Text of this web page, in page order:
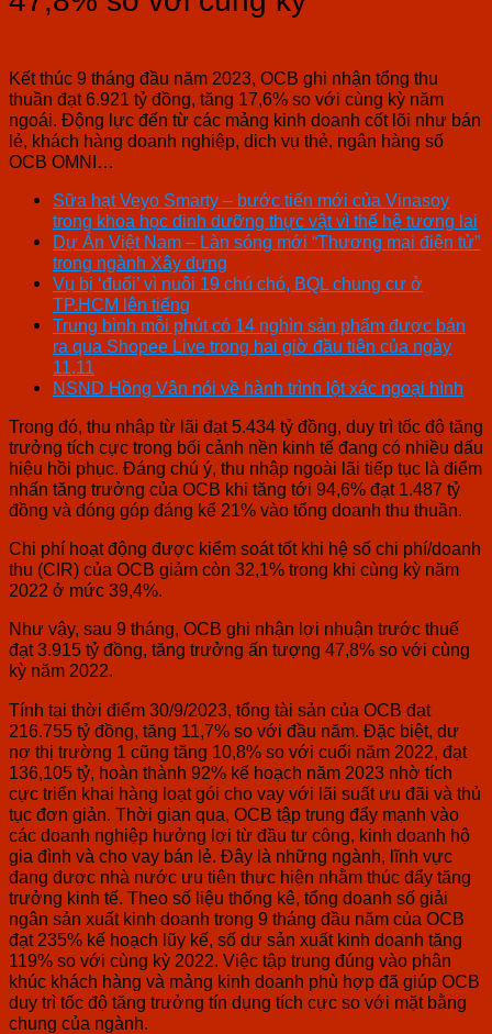
Kết thúc 9 tháng đầu năm 2023, OCB ghi nhận tổng thu
thuần đạt 6.921 tỷ đồng, tăng 17,6% so với cùng kỳ năm
ngoái. Động lực đến từ các mảng kinh doanh cốt lõi như bán
lẻ, khách hàng doanh nghiệp, dịch vụ thẻ, ngân hàng số
OCB OMNI…
Sữa hạt Veyo Smarty – bước tiến mới của Vinasoy
trong khoa học dinh dưỡng thực vật vì thế hệ tương lai
Dự Án Việt Nam – Làn sóng mới “Thương mại điện tử”
trong ngành Xây dựng
Vụ bị ‘đuổi’ vì nuôi 19 chú chó, BQL chung cư ở
TP.HCM lên tiếng
Trung bình mỗi phút có 14 nghìn sản phẩm được bán
ra qua Shopee Live trong hai giờ đầu tiên của ngày
11.11
NSND Hồng Vân nói về hành trình lột xác ngoại hình
Trong đó, thu nhập từ lãi đạt 5.434 tỷ đồng, duy trì tốc độ tăng
trưởng tích cực trong bối cảnh nền kinh tế đang có nhiều dấu
hiệu hồi phục. Đáng chú ý, thu nhập ngoài lãi tiếp tục là điểm
nhấn tăng trưởng của OCB khi tăng tới 94,6% đạt 1.487 tỷ
đồng và đóng góp đáng kể 21% vào tổng doanh thu thuần.
Chi phí hoạt động được kiểm soát tốt khi hệ số chi phí/doanh
thu (CIR) của OCB giảm còn 32,1% trong khi cùng kỳ năm
2022 ở mức 39,4%.
Như vậy, sau 9 tháng, OCB ghi nhận lợi nhuận trước thuế
đạt 3.915 tỷ đồng, tăng trưởng ấn tượng 47,8% so với cùng
kỳ năm 2022.
Tính tại thời điểm 30/9/2023, tổng tài sản của OCB đạt
216.755 tỷ đồng, tăng 11,7% so với đầu năm. Đặc biệt, dư
nợ thị trường 1 cũng tăng 10,8% so với cuối năm 2022, đạt
136,105 tỷ, hoàn thành 92% kế hoạch năm 2023 nhờ tích
cực triển khai hàng loạt gói cho vay với lãi suất ưu đãi và thủ
tục đơn giản. Thời gian qua, OCB tập trung đẩy mạnh vào
các doanh nghiệp hưởng lợi từ đầu tư công, kinh doanh hộ
gia đình và cho vay bán lẻ. Đây là những ngành, lĩnh vực
đang được nhà nước ưu tiên thực hiện nhằm thúc đẩy tăng
trưởng kinh tế. Theo số liệu thống kê, tổng doanh số giải
ngân sản xuất kinh doanh trong 9 tháng đầu năm của OCB
đạt 235% kế hoạch lũy kế, số dư sản xuất kinh doanh tăng
119% so với cùng kỳ 2022. Việc tập trung đúng vào phân
khúc khách hàng và mảng kinh doanh phù hợp đã giúp OCB
duy trì tốc độ tăng trưởng tín dụng tích cực so với mặt bằng
chung của ngành.